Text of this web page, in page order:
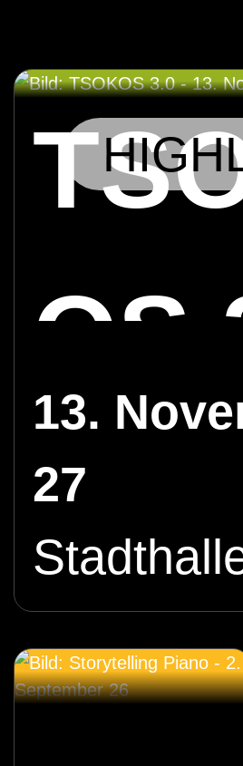
OS
13.
27